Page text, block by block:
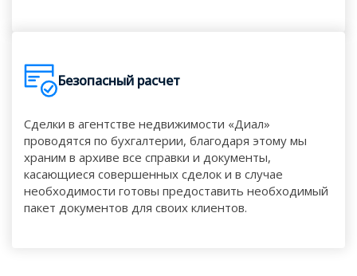
Безопасный расчет
Сделки в агентстве недвижимости «Диал»
проводятся по бухгалтерии, благодаря этому мы
храним в архиве все справки и документы,
касающиеся совершенных сделок и в случае
необходимости готовы предоставить необходимый
пакет документов для своих клиентов.